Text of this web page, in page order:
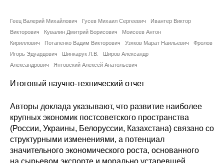
Отчетность
Противодействие коррупции
Материалы для СМИ
Публикации
Научная жизнь
Издания
Геец Валерий Михайлович Гусев Михаил Сергеевич
Ивантер Виктор
Викторович
Кувалин Дмитрий Борисович
Моисеев Антон
Кириллович
Потапенко Вадим Викторович Узяков Марат Наильевич
Фролов
Игорь Эдуардович
Шинкарук Л.В.
Широв Александр
Александрович
Янтовский Алексей Анатольевич
Итоговый научно-технический отчет
Авторы доклада указывают, что развитие наиболее
крупных экономик постсоветского пространства
(России, Украины, Белоруссии, Казахстана) связано со
структурными изменениями, а потенциал
значительного экономического роста, основанного
на сырьевом экспорте и морально устаревшей